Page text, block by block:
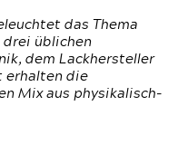
das Thema
drei üblichen
dem Lackhersteller
erhalten die
Mix aus physikalisch-